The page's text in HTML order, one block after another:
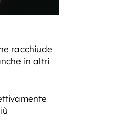
racchiude
in altri